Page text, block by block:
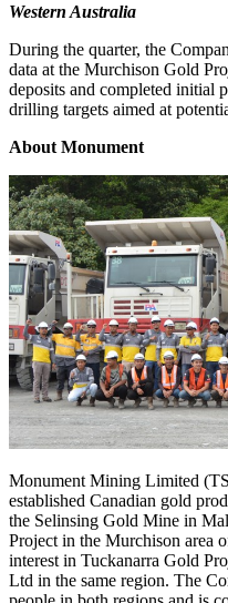
Western Australia
During the quarter, the
data at the Murchison Gold
deposits and completed initial
drilling targets aimed at
About Monument
Monument Mining Limited
established Canadian gold
the Selinsing Gold Mine in
Project in the Murchison area
interest in Tuckanarra Gold
Ltd in the same region. The